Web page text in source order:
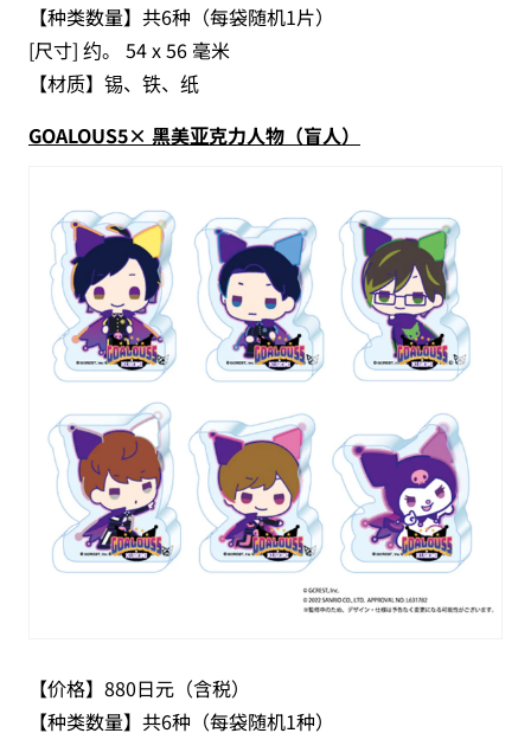
【种类数量】共6种（每袋随机1片）
[尺寸] 约。 54 x 56 毫米
【材质】锡、铁、纸
GOALOUS5× 黑美亚克力人物（盲人）
【价格】880日元（含税）
【种类数量】共6种（每袋随机1种）